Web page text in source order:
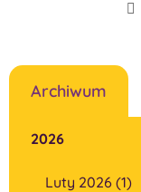
Archiwum
2026
Luty 2026 (1)